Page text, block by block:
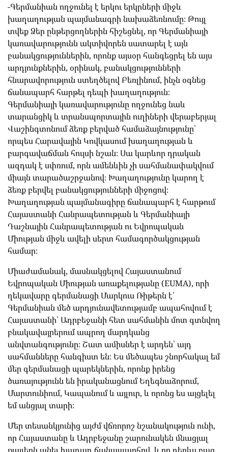
-Գերմանիան ողջունել է երկու երկրների միջև
խաղաղության պայմանագրի նախաձեռնումը։ Թույլ
տվեք Ձեր ընթերցողներին հիշեցնել, որ Գերմանիայի
կառավարությունն ակտիվորեն սատարել է այն
բանակցություններին, որոնք այսօր հանգեցրել են այս
արդյունքներին, օրինակ, բանակցությունների
հնարավորություն ստեղծելով Բեռլինում, ինչն օգնեց
ճանապարհ հարթել դեպի խաղաղություն։
Գերմանիայի կառավարությունը ողջունեց նաև
տարանցիկ և տրանսպորտային ուղիների վերաբերյալ
Վաշինգտոնում ձեռք բերված համաձայնությունը՝
որպես Հարավային Կովկասում խաղաղության և
բարգավաճման հույսի նշան։ Սա կարևոր դրական
ազդակ է սփռում, որն ամենևին չի սահմանափակվում
միայն տարածաշրջանով։ Խաղաղությունը կարող է
ձեռք բերվել բանակցությունների միջոցով։
Խաղաղության պայմանագիրը ճանապարհ է հարթում
Հայաստանի Հանրապետության և Գերմանիայի
Դաշնային Հանրապետության ու Եվրոպական
Միության միջև ավելի սերտ համագործակցության
համար։
Միաժամանակ, մասնակցելով Հայաստանում
Եվրոպական Միության առաքելությանը (EUMA), որի
ղեկավարը գերմանացի Մարկուս Ռիթերն է՝
Գերմանիան մեծ արդյունավետությամբ ապահովում է
Հայաստանի՝ Ադրբեջանի հետ սահմանին մոտ գտնվող
բնակավայրերում ապրող մարդկանց
անվտանգությունը։ Շատ ամիսներ է արդեն՝ այդ
սահմանները հանգիստ են։ Ես մեծապես շնորհակալ եմ
մեր գերմանացի պարեկներին, որոնք իրենց
ծառայությունն են իրականացնում Եղեգնաձորում,
Մարտունիում, Կապանում և այլուր, և որոնց ես այցելել
եմ անցյալ տարի։
Մեր տեսանկյունից այժմ վճռորոշ նշանակություն ունի,
որ Հայաստանը և Ադրբեջանը շարունակեն մնացյալ